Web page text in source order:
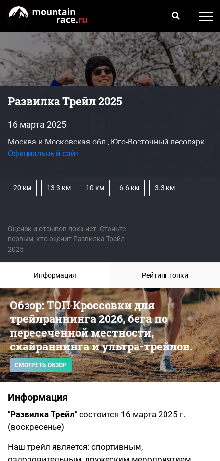
Развилка Трейл 2025
Оценок и отзывов пока нет. Станьте
первым, кто оценит Развилка Трейл
2025
16 марта 2025
Москва и Московская обл., Юго-Восточный лесопарк
Официальный сайт
20 км 13.3 км 10 км 6.6 км 3.3 км
Обзор: ТОП Кроссовки для
трейлраннинга 2026, бега по
пересеченной местности,
скайраннинга и ультра-трейлов.
СМОТРЕТЬ ОБЗОР
Информация
"Развилка Трейл" состоится 16 марта 2025 г.
(воскресенье)
Наш трейл является: спортивным,
оздоровительным, дружеским мероприятием.
Информация Рейтинг гонки